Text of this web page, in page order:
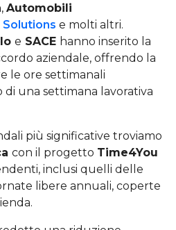
, Automobili
e molti altri.
e SACE hanno inserito la
aziendale, offrendo la
le ore settimanali
di una settimana lavorativa
più significative troviamo
con il progetto Time4You
inclusi quelli delle
libere annuali, coperte